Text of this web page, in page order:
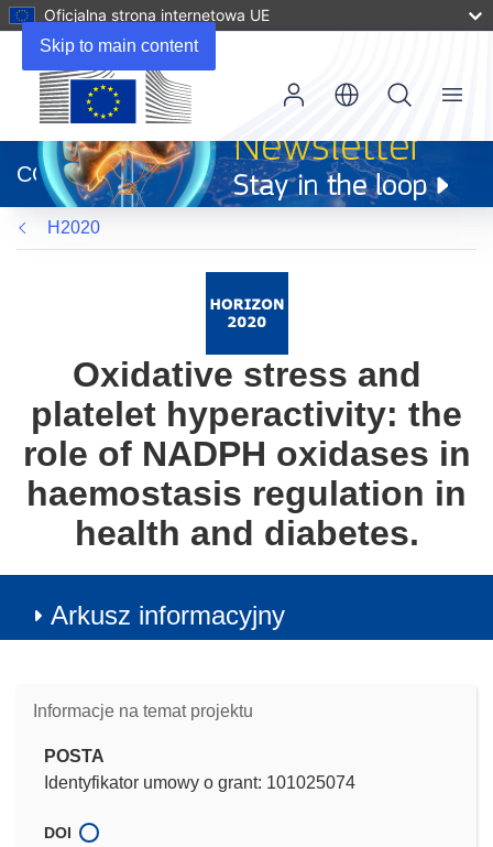
Skip to main content
Oficjalna strona internetowa UE
otworzy
się
w
nowym
oknie)
CORDIS
Menu
H2020
Oxidative stress and
platelet hyperactivity: the
role of NADPH oxidases in
haemostasis regulation in
health and diabetes.
Arkusz informacyjny
Informacje na temat projektu
POSTA
Identyfikator umowy o grant: 101025074
DOI